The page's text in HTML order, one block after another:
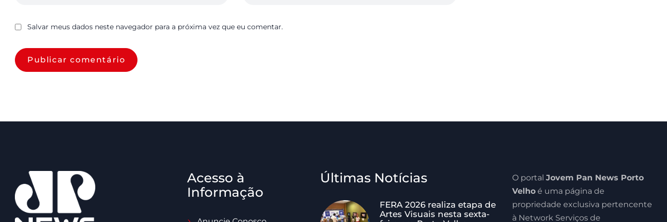
Salvar meus dados neste navegador para a próxima vez que eu comentar.
Acesso à
Informação
Últimas Notícias
FERA 2026 realiza etapa de
Artes Visuais nesta sexta-
O portal Jovem Pan News Porto
Velhoé uma página de
propriedade exclusiva pertencente
à Network Serviços de